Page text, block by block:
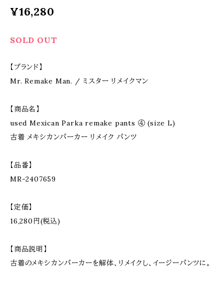
¥16,280
SOLD OUT
【ブランド】
Mr. Remake Man. / ミスター リメイクマン
【商品名】
used Mexican Parka remake pants ④ (size L)
古着 メキシカンパーカー リメイク パンツ
【品番】
MR-2407659
【定価】
16,280円(税込)
【商品説明】
古着のメキシカンパーカーを解体、リメイクし、イージーパンツに。